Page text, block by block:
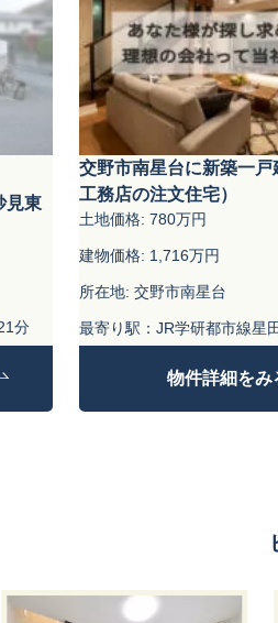
見東
分
交野市南星台に新築一戸
工務店の注文住宅）
土地価格: 780万円
建物価格: 1,716万円
所在地: 交野市南星台
最寄り駅：JR学研都市線星
物件詳細をみ